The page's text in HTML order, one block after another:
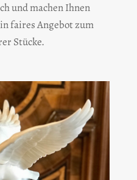
und machen Ihnen
faires Angebot zum
Stücke.